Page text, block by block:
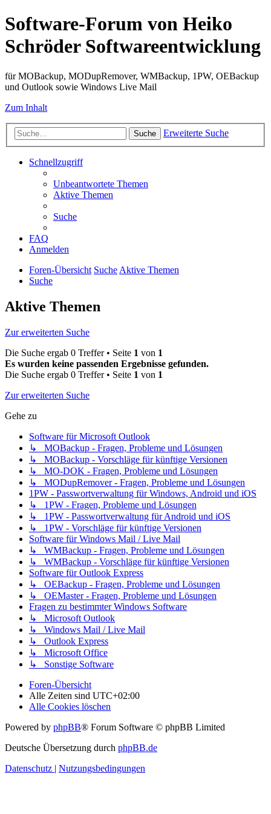
Software-Forum von Heiko
Schröder Softwareentwicklung
für MOBackup, MODupRemover, WMBackup, 1PW, OEBackup
und Outlook sowie Windows Live Mail
Zum Inhalt
Suche Erweiterte Suche
Schnellzugriff
Unbeantwortete Themen
Aktive Themen
Suche
FAQ
Anmelden
Foren-Übersicht SucheAktive Themen
Suche
Aktive Themen
Zur erweiterten Suche
Die Suche ergab 0 Treffer • Seite 1 von 1
Es wurden keine passenden Ergebnisse gefunden.
Die Suche ergab 0 Treffer • Seite 1 von 1
Zur erweiterten Suche
Gehe zu
Software für Microsoft Outlook
↳ MOBackup - Fragen, Probleme und Lösungen
↳ MOBackup - Vorschläge für künftige Versionen
↳ MO-DOK - Fragen, Probleme und Lösungen
↳ MODupRemover - Fragen, Probleme und Lösungen
1PW - Passwortverwaltung für Windows, Android und iOS
↳ 1PW - Fragen, Probleme und Lösungen
↳ 1PW - Passwortverwaltung für Android und iOS
↳ 1PW - Vorschläge für künftige Versionen
Software für Windows Mail / Live Mail
↳ WMBackup - Fragen, Probleme und Lösungen
↳ WMBackup - Vorschläge für künftige Versionen
Software für Outlook Express
↳ OEBackup - Fragen, Probleme und Lösungen
↳ OEMaster - Fragen, Probleme und Lösungen
Fragen zu bestimmter Windows Software
↳ Microsoft Outlook
↳ Windows Mail / Live Mail
↳ Outlook Express
↳ Microsoft Office
↳ Sonstige Software
Foren-Übersicht
Alle Zeiten sind UTC+02:00
Alle Cookies löschen
Powered by phpBB® Forum Software © phpBB Limited
Deutsche Übersetzung durch phpBB.de
Datenschutz | Nutzungsbedingungen